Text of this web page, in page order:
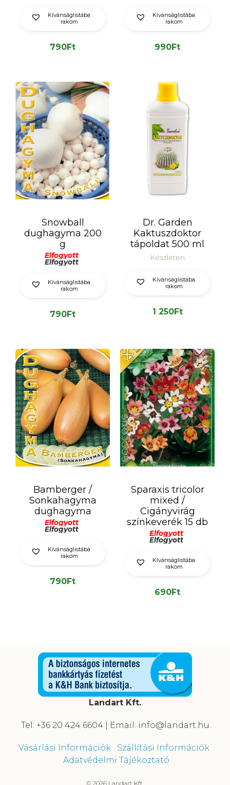
Kívánságlistába
rakom
790Ft
Kívánságlistába
rakom
990Ft
Snowball
dughagyma 200
g
Elfogyott
Elfogyott
Kívánságlistába
rakom
790Ft
Dr. Garden
Kaktuszdoktor
tápoldat 500 ml
Készleten
Kívánságlistába
rakom
1 250Ft
Bamberger /
Sonkahagyma
dughagyma
Elfogyott
Elfogyott
Kívánságlistába
rakom
790Ft
Sparaxis tricolor
mixed /
Cigányvirág
színkeverék 15 db
Elfogyott
Elfogyott
Kívánságlistába
rakom
690Ft
Landart Kft.
Tel: +36 20 424 6604 | Email: info@landart.hu
Vásárlási Információk
Szállítási Információk
Adatvédelmi Tájékoztató
© 2026 Landart Kft.